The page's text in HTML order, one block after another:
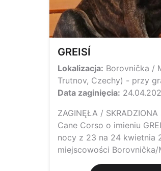
GREISÍ
Lokalizacja: Borovnička /
Trutnov, Czechy) - przy
Data zaginięcia:
ZAGINĘŁA /
Cane Corso o imieniu
nocy z 23 na 24 kwietnia
miejscowości Borovnička/